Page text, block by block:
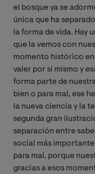
el bosque ya se
única que ha
la forma de vida. Hay
que la vemos con
momento histórico
valer por sí mismo y
forma parte de
bien o para mal, ese
la nueva ciencia y la
segunda gran
separación entre
social más
para mal, porque
gracias a esos